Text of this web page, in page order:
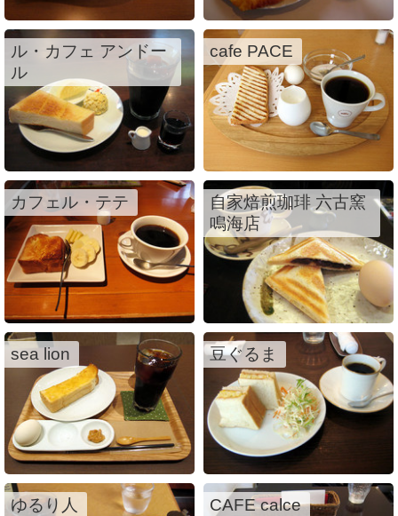
ル・カフェ アンドー
ル
cafe PACE
カフェル・テテ
自家焙煎珈琲 六古窯
鳴海店
sea lion 豆ぐるま
ゆるり人 CAFE calce